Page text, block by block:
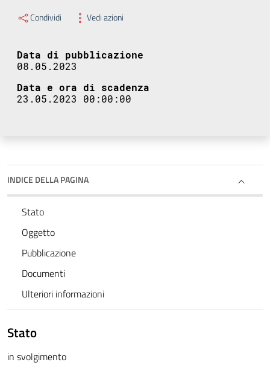
Condividi Vedi azioni
Data di pubblicazione
08.05.2023
Data e ora di scadenza
23.05.2023 00:00:00
INDICE DELLA PAGINA
Stato
Oggetto
Pubblicazione
Documenti
Ulteriori informazioni
Stato
in svolgimento